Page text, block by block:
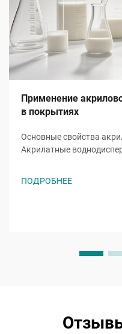
Применение
в покрытиях
Основные свойства
Акрилатные
разветвленная цепочка
ПОДРОБНЕЕ